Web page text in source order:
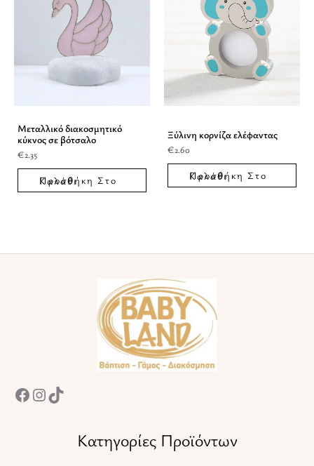
Μεταλλικό διακοσμητικό
κύκνος σε βότσαλο
€2.35
Προσθήκη Στο Καλάθι
Ξύλινη κορνίζα ελέφαντας
€2.60
Προσθήκη Στο Καλάθι
Κατηγορίες Προϊόντων